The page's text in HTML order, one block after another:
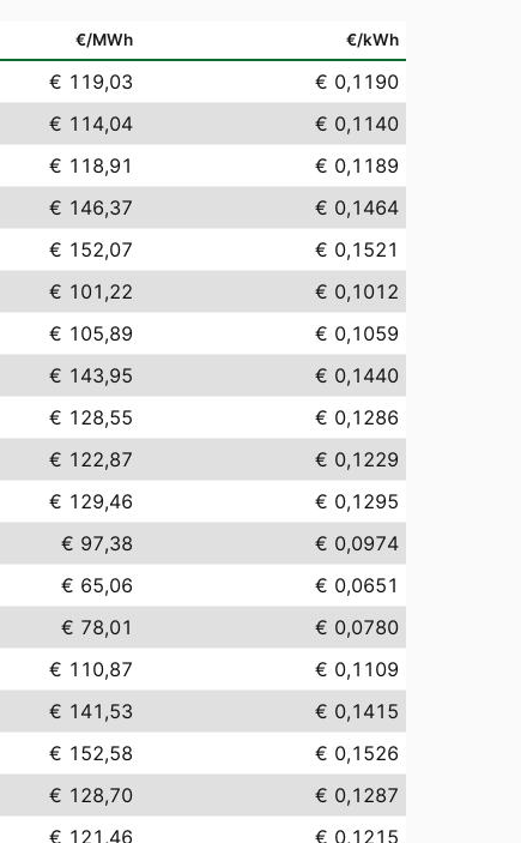
€/MWh €/kWh
€ 119,03
€ 0,1190
€ 114,04
€ 0,1140
€ 118,91
€ 0,1189
€ 146,37
€ 0,1464
€ 152,07
€ 0,1521
€ 101,22
€ 0,1012
€ 105,89
€ 0,1059
€ 143,95
€ 0,1440
€ 128,55
€ 0,1286
€ 122,87
€ 0,1229
€ 129,46
€ 0,1295
€ 97,38
€ 0,0974
€ 65,06
€ 0,0651
€ 78,01
€ 0,0780
€ 110,87
€ 0,1109
€ 141,53
€ 0,1415
€ 152,58
€ 0,1526
€ 128,70
€ 0,1287
€ 121,46
€ 0,1215